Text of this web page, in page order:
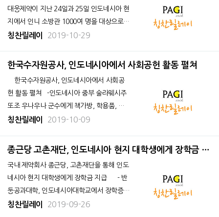
대웅제약이 지난 24일과 25일 인도네시아 현
지에서 인니 소방관 1000여 명을 대상으로
의료봉사 활동을 펼쳤다. 이번 의료봉사에
인도네시아 의료진 40여 명이 참여했다. 봉
칭찬릴레이 2019-10-29
한국수자원공사, 인도네시아에서 사회공헌 활동 펼쳐
헌 활동 펼쳐 -인도네시아 중부 술라웨시주
또조 우나우나 군수에게 책가방, 학용품, 운
동용품 등 1억 루피아 상당의 사회공헌 물품
장 권기동)은 10월 7일과 8일 양일 간 중부
칭찬릴레이 2019-10-09
종근당 고촌재단, 인도네시아 현지 대학생에게 장학금 지
급
국내 제약회사 종근당, 고촌재단을 통해 인도
네시아 현지 대학생에게 장학금 지급 - 반
둥공과대학, 인도네시아대학교에서 장학증서
수여식 개최 - 글로벌 인재육성을 목표로 201
칭찬릴레이 2019-09-26